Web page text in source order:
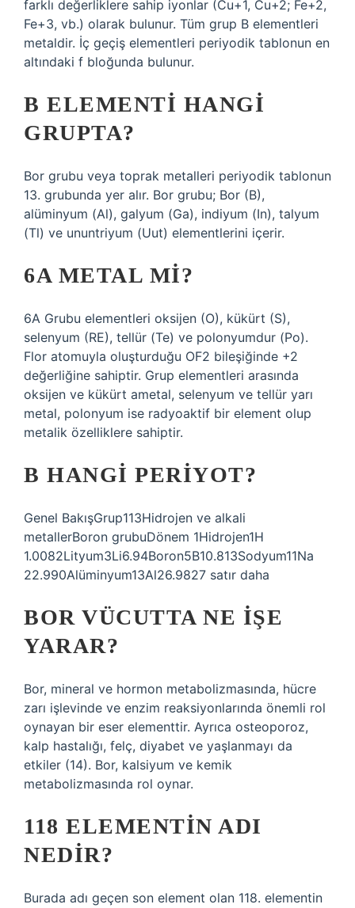
farklı değerliklere sahip iyonlar (Cu+1, Cu+2; Fe+2,
Fe+3, vb.) olarak bulunur. Tüm grup B elementleri
metaldir. İç geçiş elementleri periyodik tablonun en
altındaki f bloğunda bulunur.
B ELEMENTI HANGI
GRUPTA?
Bor grubu veya toprak metalleri periyodik tablonun
13. grubunda yer alır. Bor grubu; Bor (B),
alüminyum (Al), galyum (Ga), indiyum (In), talyum
(Tl) ve ununtriyum (Uut) elementlerini içerir.
6A METAL MI?
6A Grubu elementleri oksijen (O), kükürt (S),
selenyum (RE), tellür (Te) ve polonyumdur (Po).
Flor atomuyla oluşturduğu OF2 bileşiğinde +2
değerliğine sahiptir. Grup elementleri arasında
oksijen ve kükürt ametal, selenyum ve tellür yarı
metal, polonyum ise radyoaktif bir element olup
metalik özelliklere sahiptir.
B HANGI PERIYOT?
Genel BakışGrup113Hidrojen ve alkali
metallerBoron grubuDönem 1Hidrojen1H​
1.0082Lityum3Li​6.94Boron5B​10.813Sodyum11Na​
22.990Alüminyum13Al​26.9827 satır daha
BOR VÜCUTTA NE IŞE
YARAR?
Bor, mineral ve hormon metabolizmasında, hücre
zarı işlevinde ve enzim reaksiyonlarında önemli rol
oynayan bir eser elementtir. Ayrıca osteoporoz,
kalp hastalığı, felç, diyabet ve yaşlanmayı da
etkiler (14). Bor, kalsiyum ve kemik
metabolizmasında rol oynar.
118 ELEMENTIN ADI
NEDIR?
Burada adı geçen son element olan 118. elementin